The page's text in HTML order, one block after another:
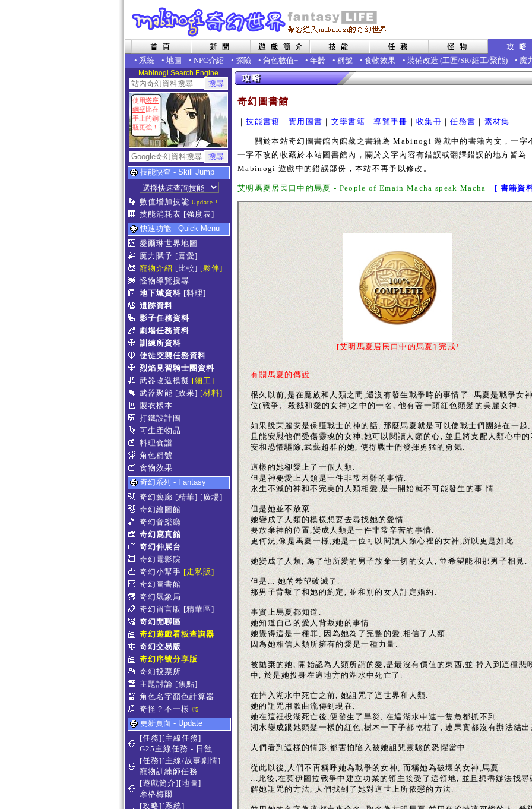
• 系統 • 地圖 • NPC介紹 • 探險 • 角色數值+ • 年齡 • 稱號 • 食物效果 • 裝備改造 (工匠/SR/細工/聚能) • 魔
Mabinogi Search Engine
使用塔座
鋼瓶比在
手上的鋼
瓶更強！
技能快查 - Skill Jump
數值增加技能 Update !
技能消耗表 [強度表]
快速功能 - Quick Menu
愛爾琳世界地圖
魔力賦予 [喜愛]
寵物介紹 [比較] [夥伴]
怪物導覽搜尋
地下城資料 [料理]
遺跡資料
影子任務資料
劇場任務資料
訓練所資料
使徒突襲任務資料
烈焰見習騎士團資料
武器改造模擬 [細工]
武器聚能 [效果] [材料]
製衣樣本
打鐵設計圖
可生產物品
料理食譜
角色稱號
食物效果
奇幻系列 - Fantasy
奇幻藝廊 [精華] [廣場]
奇幻繪圖館
奇幻音樂廳
奇幻寫真館
奇幻伸展台
奇幻電影院
奇幻小幫手 [走私販]
奇幻圖書館
奇幻氣象局
奇幻留言版 [精華區]
奇幻閒聊區
奇幻遊戲看板查詢器
奇幻交易版
奇幻序號分享版
奇幻投票所
主題討論 [焦點]
角色名字顏色計算器
奇怪？不一樣 #5
更新頁面 - Update
[任務][主線任務]
G25主線任務 - 日蝕
[任務][主線/故事劇情]
寵物訓練師任務
[遊戲簡介][地圖]
摩格梅爾
[攻略][系統]
奇幻圖書館
｜技能書籍 ｜實用圖書 ｜ 文學書籍 ｜導覽手冊 ｜收集冊 ｜任務書 ｜ 素材集 ｜
關於本站奇幻圖書館內館藏之書籍為 Mabinogi 遊戲中的書籍內文，一字
一字不改的收藏於本站圖書館內，關於文字內容有錯誤或翻譯錯誤的地方皆為
Mabinogi 遊戲中的錯誤部份，本站不再予以修改。
艾明馬夏居民口中的馬夏 - People of Emain Macha speak Macha [ 書籍資
[艾明馬夏居民口中的馬夏] 完成!
有關馬夏的傳說
很久以前,是在魔族和人類之間,還沒有發生戰爭時的事情了. 馬夏是戰爭女
位(戰爭、殺戮和愛的女神)之中的一名, 他有著一頭紅色頭髮的美麗女神.
如果說茉麗安是保護戰士的神的話, 那麼馬夏就是可以使戰士們團結在一起
且能安慰他們受傷靈魂的女神,她可以閱讀人類的心, 並且將支配人類心中的
安和恐懼驅除,武藝超群的她, 使得戰士們發揮勇猛的勇氣.
這樣的她卻愛上了一個人類.
但是神要愛上人類是一件非常困難的事情.
永生不滅的神和不完美的人類相愛,是一開始就不可能發生的事 情.
但是她並不放棄.
她變成了人類的模樣想要去尋找她的愛情.
要放棄神的位置,變成人類是一件非常辛苦的事情.
更何況,像是馬夏一樣,她是一位可以閱讀人類心裡的女神,所以更是如此.
她變成了人類, 為了他所愛的男子放棄一切的女人, 並希望能和那男子相見.
但是... 她的希望破滅了.
那男子背叛了和她的約定, 並和別的女人訂定婚約.
事實上馬夏都知道.
她知道自己的愛人背叛她的事情.
她覺得這是一種罪, 因為她為了完整的愛,相信了人類.
因為她相信人類所擁有的愛是一種力量.
被拋棄的她, 開始認為人類所謂的愛,是最沒有價值的東西,並 掉入到這種悲
中, 於是她投身在這地方的湖水中死亡了.
在掉入湖水中死亡之前, 她詛咒了這世界和人類.
她的詛咒用歌曲流傳到現在.
她在這裡投湖死亡後,便發生了旱災, 在這湖水中連一隻魚都抓不到.
湖水變成跟她頭髮一樣的紅色,樹木一下子都乾枯了, 連果實都沒有辦法結
人們看到這樣的情形,都害怕陷入被她詛咒靈驗的恐懼當中.
從此以後,人們不再稱呼她為戰爭的女神, 而稱她為破壞的女神,馬夏.
...此後,在莫伊圖拉戰爭中建立功業的領主接受了這領地, 並且想盡辦法找尋
解她詛咒的方法, 人們找到了她對這世上所依戀的方法.